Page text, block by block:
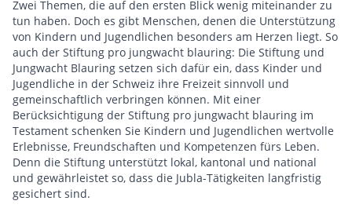
Zwei Themen, die auf den ersten Blick wenig miteinander zu
tun haben. Doch es gibt Menschen, denen die Unterstützung
von Kindern und Jugendlichen besonders am Herzen liegt. So
auch der Stiftung pro jungwacht blauring: Die Stiftung und
Jungwacht Blauring setzen sich dafür ein, dass Kinder und
Jugendliche in der Schweiz ihre Freizeit sinnvoll und
gemeinschaftlich verbringen können. Mit einer
Berücksichtigung der Stiftung pro jungwacht blauring im
Testament schenken Sie Kindern und Jugendlichen wertvolle
Erlebnisse, Freundschaften und Kompetenzen fürs Leben.
Denn die Stiftung unterstützt lokal, kantonal und national
und gewähr­leistet so, dass die Jubla-Tätigkeiten langfristig
gesichert sind.